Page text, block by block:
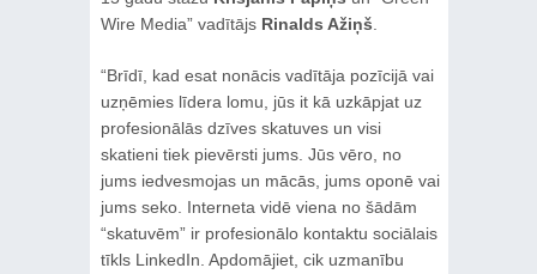
Wire Media” vadītājs Rinalds Ažiņš
“Brīdī, kad esat nonācis vadītāja pozīcijā vai
uzņēmies līdera lomu, jūs it kā uzkāpjat uz
profesionālās dzīves skatuves un visi
skatieni tiek pievērsti jums. Jūs vēro, no
jums iedvesmojas un mācās, jums oponē vai
jums seko. Interneta vidē viena no šādām
“skatuvēm” ir profesionālo kontaktu sociālais
tīkls LinkedIn. Apdomājiet, cik uzmanību